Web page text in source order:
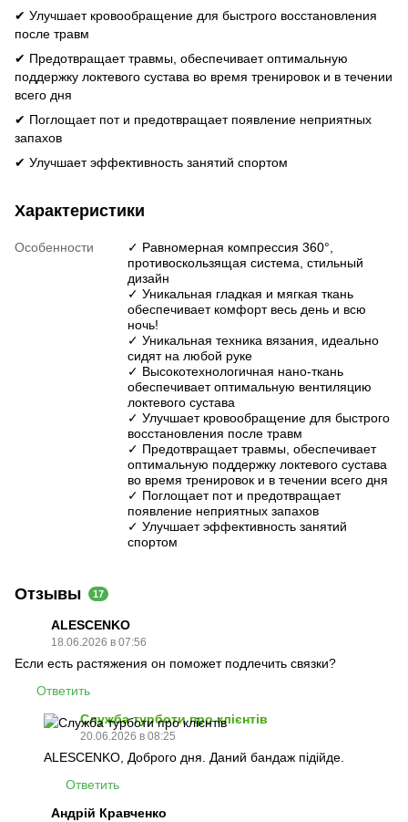
✔ Улучшает кровообращение для быстрого восстановления
после травм
✔ Предотвращает травмы, обеспечивает оптимальную
поддержку локтевого сустава во время тренировок и в течении
всего дня
✔ Поглощает пот и предотвращает появление неприятных
запахов
✔ Улучшает эффективность занятий спортом
Характеристики
Особенности
✓ Равномерная компрессия 360°,
противоскользящая система, стильный
дизайн
✓ Уникальная гладкая и мягкая ткань
обеспечивает комфорт весь день и всю
ночь!
✓ Уникальная техника вязания, идеально
сидят на любой руке
✓ Высокотехнологичная нано-ткань
обеспечивает оптимальную вентиляцию
локтевого сустава
✓ Улучшает кровообращение для быстрого
восстановления после травм
✓ Предотвращает травмы, обеспечивает
оптимальную поддержку локтевого сустава
во время тренировок и в течении всего дня
✓ Поглощает пот и предотвращает
появление неприятных запахов
✓ Улучшает эффективность занятий
спортом
Отзывы 17
ALESCENKO
18.06.2026 в 07:56
Если есть растяжения он поможет подлечить связки?
Ответить
Служба турботи про клієнтів
20.06.2026 в 08:25
ALESCENKO, Доброго дня. Даний бандаж підійде.
Ответить
Андрій Кравченко